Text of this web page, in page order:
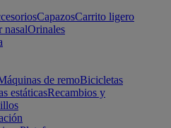
CapazosCarrito ligero
nasalOrinales
de remoBicicletas
estáticasRecambios y